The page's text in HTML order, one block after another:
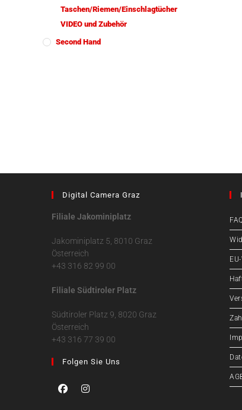
Taschen/Riemen/Einschlagtücher
VIDEO und Zubehör
Second Hand
Digital Camera Graz
Filiale Jakominiplatz
Jakominiplatz 5, 8010 Graz
Österreich
+43 316 82 99 00
Filiale Südtiroler Platz
Südtiroler Platz 9, 8020 Graz
Österreich
+43 316 77 39 00
Folgen Sie Uns